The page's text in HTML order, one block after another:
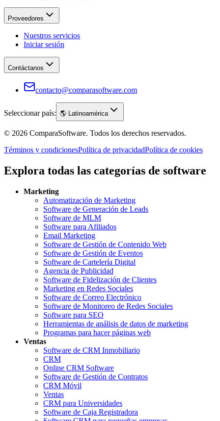
Proveedores
Nuestros servicios
Iniciar sesión
Contáctanos
contacto@comparasoftware.com
Seleccionar país: 🌎 Latinoamérica
© 2026 ComparaSoftware. Todos los derechos reservados.
Términos y condicionesPolítica de privacidadPolítica de cookies
Explora todas las categorías de software
Marketing
Automatización de Marketing
Software de Generación de Leads
Software de MLM
Software para Afiliados
Email Marketing
Software de Gestión de Contenido Web
Software de Gestión de Eventos
Software de Cartelería Digital
Agencia de Publicidad
Software de Fidelización de Clientes
Marketing en Redes Sociales
Software de Correo Electrónico
Software de Monitoreo de Redes Sociales
Software para SEO
Herramientas de análisis de datos de marketing
Programas para hacer páginas web
Ventas
Software de CRM Inmobiliario
CRM
Online CRM Software
Software de Gestión de Contratos
CRM Móvil
Ventas
CRM para Universidades
Software de Caja Registradora